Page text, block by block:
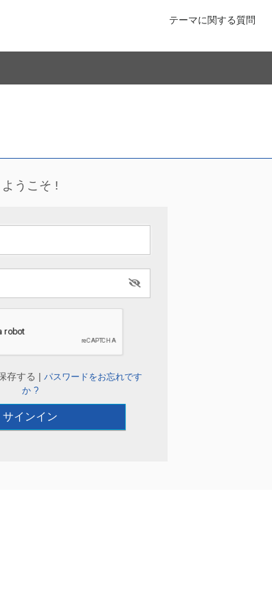
テーマに関する質問
ようこそ !
存する |パスワードをお忘れです
か ?